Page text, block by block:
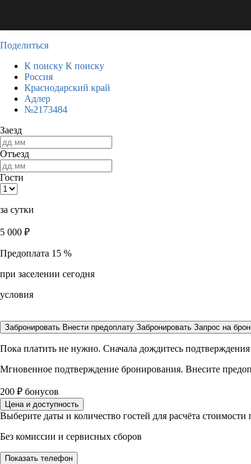
Поделиться
К поиску К поиску
Россия
Краснодарский край
Адлер
№2173484
Заезд
Отъезд
Гости
за сутки
5 000 ₽
Предоплата 15 %
при заселении сегодня
условия
Забронировать Внести предоплату Забронировать Запрос на
Пока платить не нужно. Сначала дождитесь
Мгновенное подтверждение бронирования. Внесите
200 ₽ бонусов
Цена и доступность
Выберите даты и количество гостей для расчёта
Без комиссии и сервисных сборов
Показать телефон